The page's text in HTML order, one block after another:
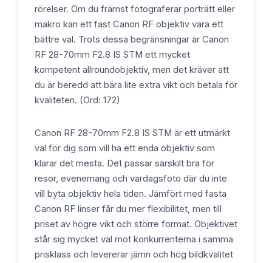
rörelser. Om du främst fotograferar porträtt eller
makro kan ett fast Canon RF objektiv vara ett
bättre val. Trots dessa begränsningar är Canon
RF 28-70mm F2.8 IS STM ett mycket
kompetent allroundobjektiv, men det kräver att
du är beredd att bära lite extra vikt och betala för
kvaliteten. (Ord: 172)
Canon RF 28-70mm F2.8 IS STM är ett utmärkt
val för dig som vill ha ett enda objektiv som
klarar det mesta. Det passar särskilt bra för
resor, evenemang och vardagsfoto där du inte
vill byta objektiv hela tiden. Jämfört med fasta
Canon RF linser får du mer flexibilitet, men till
priset av högre vikt och större format. Objektivet
står sig mycket väl mot konkurrenterna i samma
prisklass och levererar jämn och hög bildkvalitet